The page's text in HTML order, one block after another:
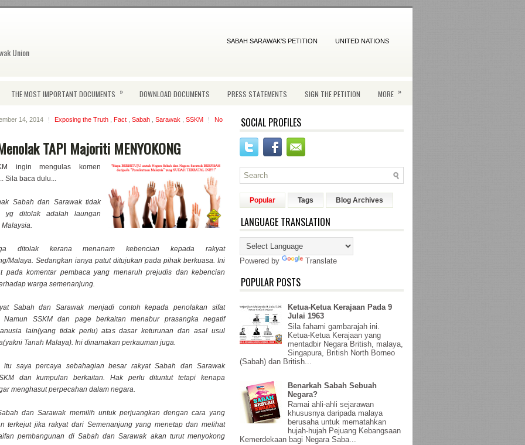
Union
SABAH SARAWAK'S PETITION UNITED NATIONS
THE MOST IMPORTANT DOCUMENTS » DOWNLOAD DOCUMENTS PRESS STATEMENTS SIGN THE PETITION MORE »
14, 2014 Exposing the Truth Fact Sabah Sarawak SSKM No
TAPI Majoriti MENYOKONG
ingin mengulas komen
Sila baca dulu...
Sabah dan Sarawak tidak
yg ditolak adalah laungan
ditolak kerana menanam kebencian kepada rakyat
Malaya. Sedangkan ianya patut ditujukan pada pihak berkuasa. Ini
pada komentar pembaca yang menaruh prejudis dan kebencian
warga semenanjung.
Sabah dan Sarawak menjadi contoh kepada penolakan sifat
Namun SSKM dan page berkaitan menabur prasangka negatif
lain(yang tidak perlu) atas dasar keturunan dan asal usul
Tanah Malaya). Ini dinamakan perkauman juga.
itu saya percaya sebahagian besar rakyat Sabah dan Sarawak
dan kumpulan berkaitan. Hak perlu dituntut tetapi kenapa
menghasut perpecahan dalam negara.
dan Sarawak memilih untuk perjuangkan dengan cara yang
terkejut jika rakyat dari Semenanjung yang menetap dan melihat
pembangunan di Sabah dan Sarawak akan turut menyokong
SOCIAL PROFILES
Popular Tags Blog Archives
LANGUAGE TRANSLATION
Powered by Translate
POPULAR POSTS
Ketua-Ketua Kerajaan Pada 9
Julai 1963
Sila fahami gambarajah ini.
Ketua-Ketua Kerajaan yang
mentadbir Negara British, malaya,
Singapura, British North Borneo
(Sabah) dan British...
Benarkah Sabah Sebuah
Negara?
Ramai ahli-ahli sejarawan
khususnya daripada malaya
berusaha untuk mematahkan
hujah-hujah Pejuang Kebangsaan
Kemerdekaan bagi Negara Saba...